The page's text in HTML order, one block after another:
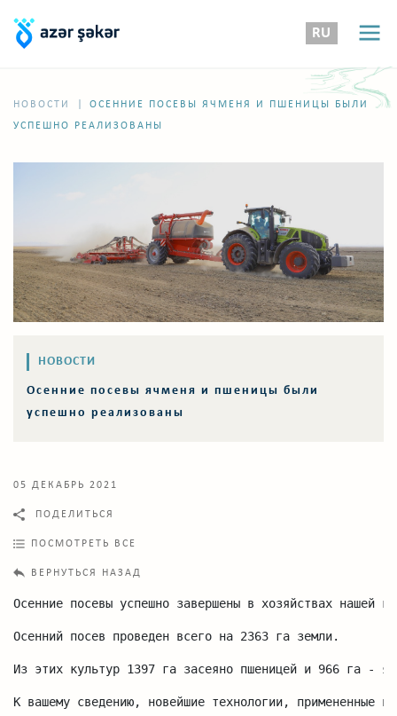
RU
НОВОСТИ
ОСЕННИЕ ПОСЕВЫ ЯЧМЕНЯ И ПШЕНИЦЫ БЫЛИ
УСПЕШНО РЕАЛИЗОВАНЫ
НОВОСТИ
Осенние посевы ячменя и пшеницы были
успешно реализованы
05 ДЕКАБРЬ 2021
ПОДЕЛИТЬСЯ
ПОСМОТРЕТЬ ВСЕ
ВЕРНУТЬСЯ НАЗАД
Осенние посевы успешно завершены в хозяйствах нашей
Осенний посев проведен всего на 2363 га земли.
Из этих культур 1397 га засеяно пшеницей и 966 га -
К вашему сведению, новейшие технологии, примененные